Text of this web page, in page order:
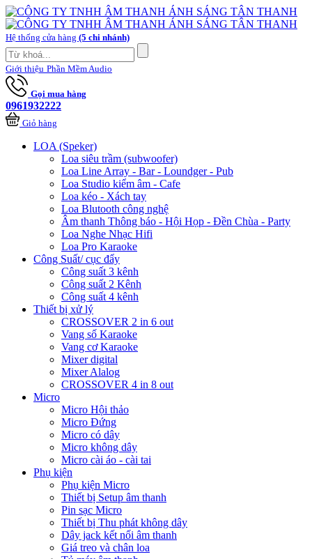
Hệ thống cửa hàng (5 chi nhánh)
Giới thiệu Phần Mềm Audio
Gọi mua hàng
0961932222
Giỏ hàng
LOA (Speker)
Loa siêu trầm (subwoofer)
Loa Line Array - Bar - Loundger - Pub
Loa Studio kiểm âm - Cafe
Loa kéo - Xách tay
Loa Blutooth công nghệ
Âm thanh Thông báo - Hội Họp - Đền Chùa - Party
Loa Nghe Nhạc Hifi
Loa Pro Karaoke
Công Suất/ cục đẩy
Công suất 3 kênh
Công suất 2 Kênh
Công suất 4 kênh
Thiết bị xử lý
CROSSOVER 2 in 6 out
Vang số Karaoke
Vang cơ Karaoke
Mixer digital
Mixer Alalog
CROSSOVER 4 in 8 out
Micro
Micro Hội thảo
Micro Đứng
Micro có dây
Micro không dây
Micro cài áo - cài tai
Phụ kiện
Phụ kiện Micro
Thiết bị Setup âm thanh
Pin sạc Micro
Thiết bị Thu phát không dây
Dây jack kết nối âm thanh
Giá treo và chân loa